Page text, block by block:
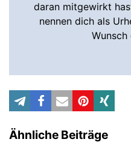
daran mitgewirkt
nennen dich als
Wunsch
Ähnliche Beiträge